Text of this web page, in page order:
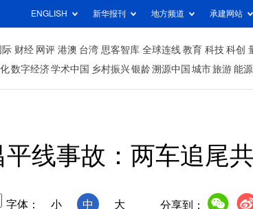
ENGLISH 新华报刊 地方频道 承建网站
际 财经 网评 港澳 台湾 思客智库 全球连线 教育 科技 科创
数字经济学术中国 乡村振兴银龄溯源中国 城市旅游 能源
线事故：两车追尾
字体： 小 中 大 分享到：